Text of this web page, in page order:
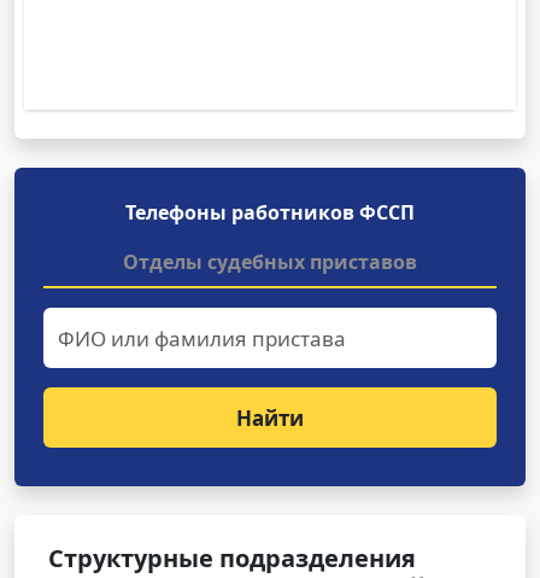
Телефоны работников ФССП
Отделы судебных приставов
Найти
Структурные подразделения